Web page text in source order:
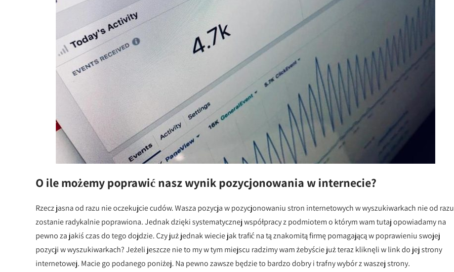
O ile możemy poprawić nasz wynik pozycjonowania w internecie?
Rzecz jasna od razu nie oczekujcie cudów. Wasza pozycja w pozycjonowaniu stron internetowych w wyszukiwarkach nie od razu
zostanie radykalnie poprawiona. Jednak dzięki systematycznej współpracy z podmiotem o którym wam tutaj opowiadamy na
pewno za jakiś czas do tego dojdzie. Czy już jednak wiecie jak trafić na tą znakomitą firmę pomagającą w poprawieniu swojej
pozycji w wyszukiwarkach? Jeżeli jeszcze nie to my w tym miejscu radzimy wam żebyście już teraz kliknęli w link do jej strony
internetowej. Macie go podanego poniżej. Na pewno zawsze będzie to bardzo dobry i trafny wybór z waszej strony.